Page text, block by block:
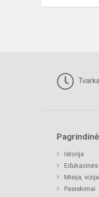
Istorija
Misija,
Pasiekimai